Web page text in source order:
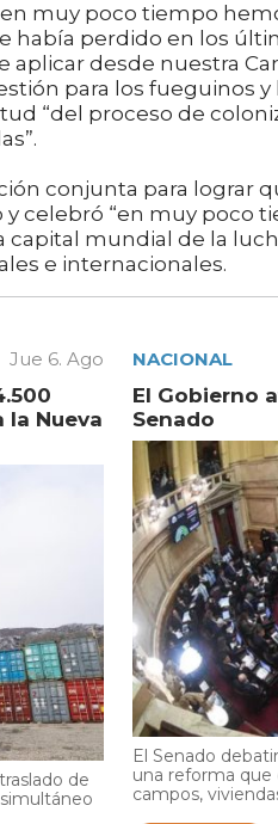
muy poco tiempo
había perdido en los
aplicar desde nuestra
para los fueguinos y
“del proceso de
conjunta para lograr
y celebró “en muy poco
capital mundial de la
e internacionales.
Jue 6. Ago
Nueva
de
NACIONAL
El Gobierno
Senado
El Senado
una reforma que
campos,